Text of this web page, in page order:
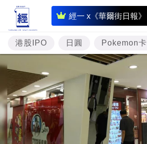
經一 x《華爾街日報》
即
時
財
經
題
投
資
港股IPO 日圓 Pokemon卡